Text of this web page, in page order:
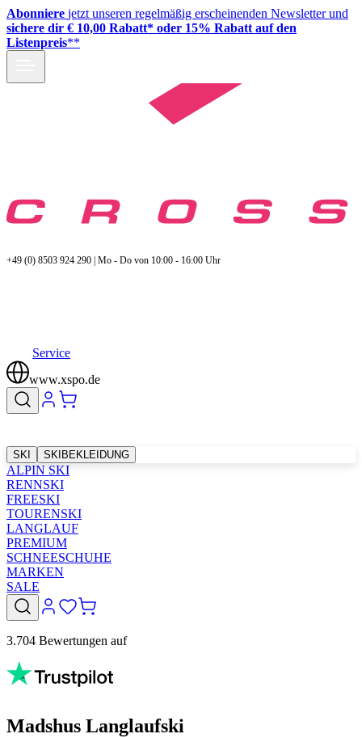
Abonniere jetzt unseren regelmäßig erscheinenden Newsletter und
sichere dir € 10,00 Rabatt* oder 15% Rabatt auf den
Listenpreis**
+49 (0) 8503 924 290 | Mo - Do von 10:00 - 16:00 Uhr
Service
www.xspo.de
SKI SKIBEKLEIDUNG
ALPIN SKI
RENNSKI
FREESKI
TOURENSKI
LANGLAUF
PREMIUM
SCHNEESCHUHE
MARKEN
SALE
3.704 Bewertungen auf
Madshus Langlaufski